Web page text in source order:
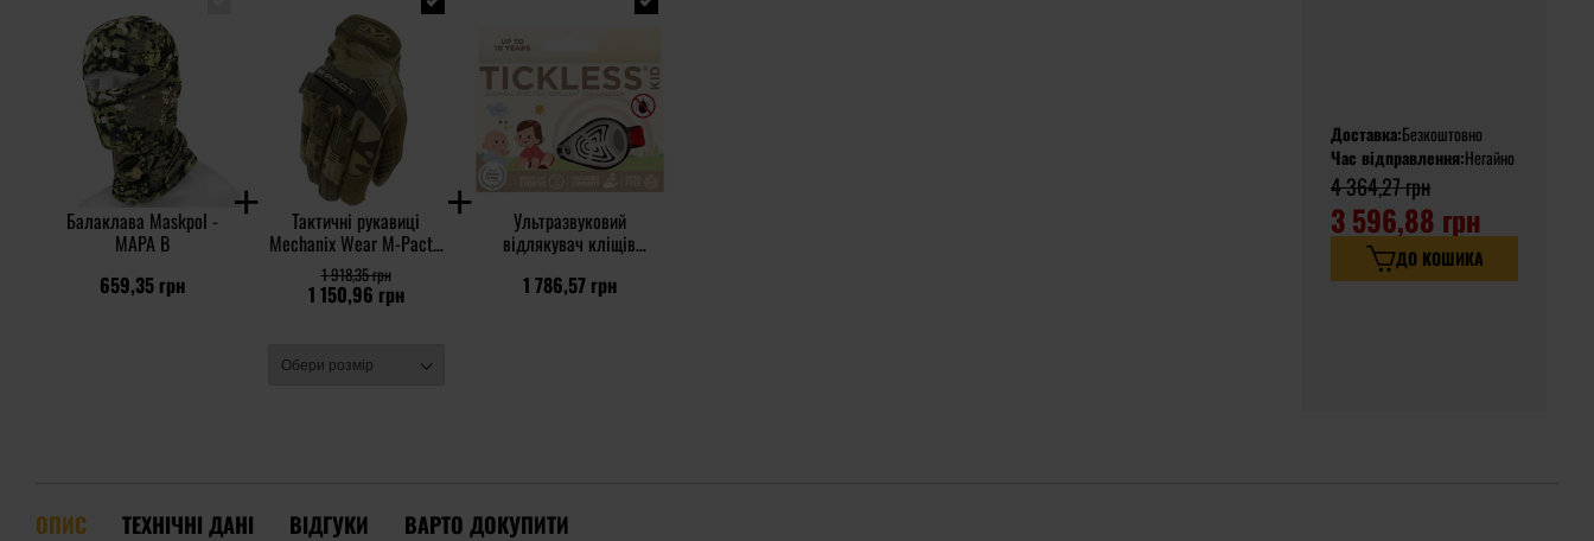
Балаклава Maskpol -
MAPA B
659,35 грн
Тактичні рукавиці
Mechanix Wear M-Pact -
MultiCam
1 150,96 грн
1 918,35 грн
Ультразвуковий
відлякувач кліщів
- Beige
1 786,57 грн
Доставка:Безкоштовно
Час відправлення:Негайно
4 364,27 грн
3 596,88 грн
ДО КОШИКА
ОПИС ТЕХНІЧНІ ДАНІ ВІДГУКИ ВАРТО ДОКУПИТИ